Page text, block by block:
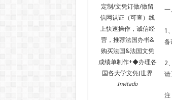
定制/文凭订做/做留
信网认证（可查）线
上快速操作，诚信经
营，推荐法国办书&
购买法国&法国文凭
成绩单制作+◆办理各
国各大学文凭(世界
Invitado
一
1
备
2
请
注